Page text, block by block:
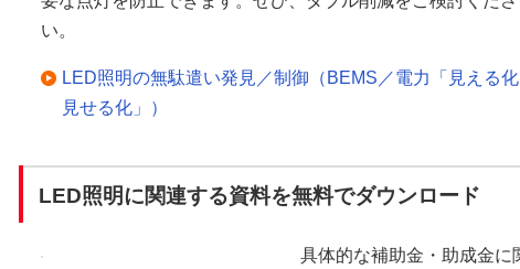
い。
LED照明の無駄遣い発見／制御（BEMS／電力「見える
見せる化」）
LED照明に関連する資料を無料でダウンロード
具体的な補助金・助成金